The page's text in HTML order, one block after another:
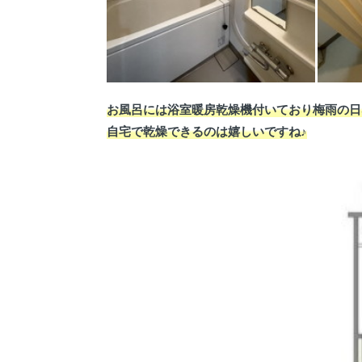
お風呂には浴室暖房乾燥機付いており梅雨の
自宅で乾燥できるのは嬉しいですね♪